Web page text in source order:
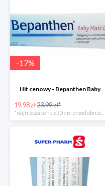
-17%
Hit cenowy - Bepanthen Baby
19.98 zł23.99 zł*
*najniższa cena z 30 dni przed obniżką